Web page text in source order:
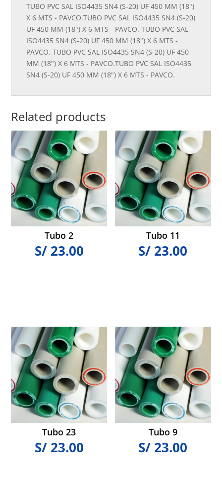
TUBO PVC SAL ISO4435 SN4 (S-20) UF 450 MM (18")
X 6 MTS - PAVCO.TUBO PVC SAL ISO4435 SN4 (S-20)
UF 450 MM (18") X 6 MTS - PAVCO. TUBO PVC SAL
ISO4435 SN4 (S-20) UF 450 MM (18") X 6 MTS -
PAVCO. TUBO PVC SAL ISO4435 SN4 (S-20) UF 450
MM (18") X 6 MTS - PAVCO.TUBO PVC SAL ISO4435
SN4 (S-20) UF 450 MM (18") X 6 MTS - PAVCO.
Related products
Tubo 2
S/23.00
Tubo 11
S/ 23.00
Tubo 23
S/23.00
Tubo 9
S/ 23.00